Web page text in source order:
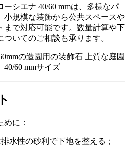
ーシエナ 40/60 mmは、多様なパ
小規模な装飾から公共スペースや
まで対応可能です。数量計算や下
いてのご相談も承ります。
上質な庭園
40/60 mmサイズ
に：
水性の砂利で下地を整える；